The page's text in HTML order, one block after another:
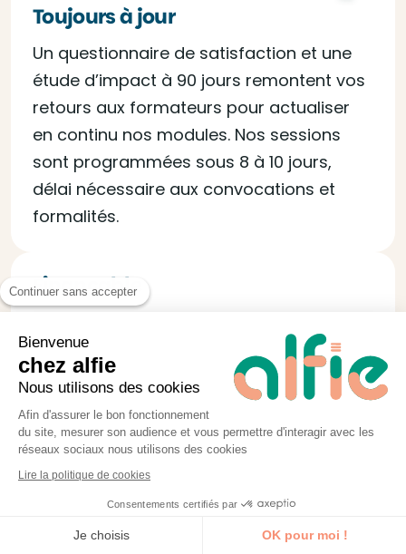
Toujours à jour
Un questionnaire de satisfaction et une
étude d’impact à 90 jours remontent vos
retours aux formateurs pour actualiser
en continu nos modules. Nos sessions
sont programmées sous 8 à 10 jours,
délai nécessaire aux convocations et
formalités.
Finançable
faire financer votre formation jusqu’à
100% via les OPCO et vous fournit tous les
documents nécessaires à la demande.
Continuer sans accepter
Bienvenue
chez alfie
Nous utilisons des cookies
Afin d'assurer le bon fonctionnement
du site, mesurer son audience et vous permettre d'interagir avec les
réseaux sociaux nous utilisons des cookies
Lire la politique de cookies
Consentements certifiés par
Je choisis OK pour moi !